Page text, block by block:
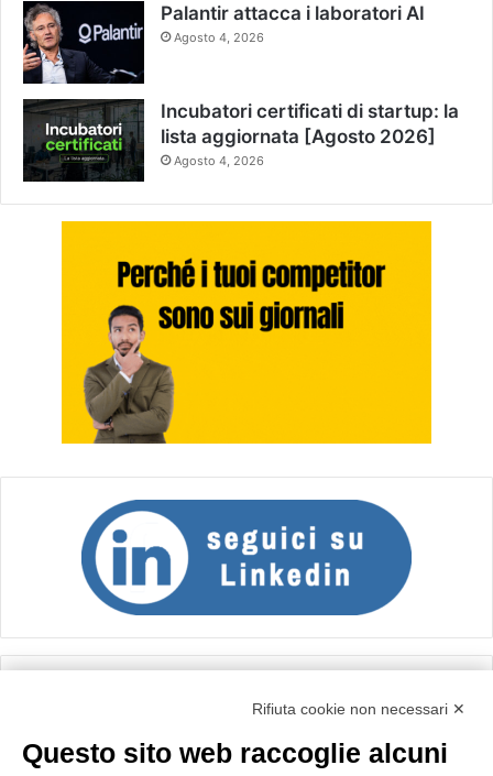
Palantir attacca i laboratori AI
Agosto 4, 2026
Incubatori certificati di startup: la
lista aggiornata [Agosto 2026]
Agosto 4, 2026
Importo netto (€):
Rifiuta cookie non necessari ✕
Questo sito web raccoglie alcuni